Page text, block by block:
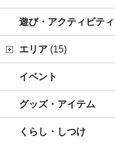
遊び・アクティビティ
エリア (15)
イベント
グッズ・アイテム
くらし・しつけ